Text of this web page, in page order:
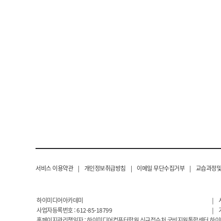
서비스 이용약관 | 개인정보취급방침 | 이메일 무단수집거부 | 교습과정
하이미디어아카데미 |
사업자등록번호 : 612-85-18799
|